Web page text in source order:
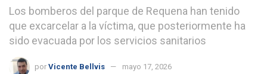
Los bomberos del parque de Requena han tenido
que excarcelar a la víctima, que posteriormente ha
sido evacuada por los servicios sanitarios
por Vicente Bellvis mayo 17, 2026